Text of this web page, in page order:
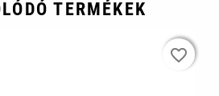
TERMÉKEK
favorite_border
favorite_border